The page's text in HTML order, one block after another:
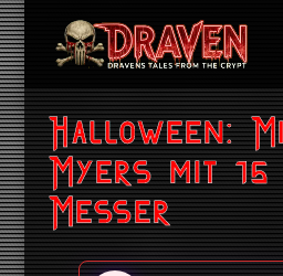
Halloween:
Myers mit
Messer